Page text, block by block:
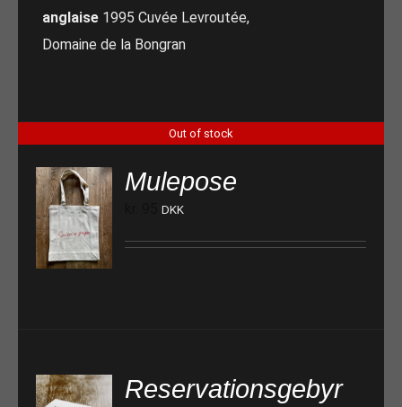
anglaise 1995 Cuvée Levroutée,
Domaine de la Bongran
Out of stock
Mulepose
DKK
Reservationsgebyr